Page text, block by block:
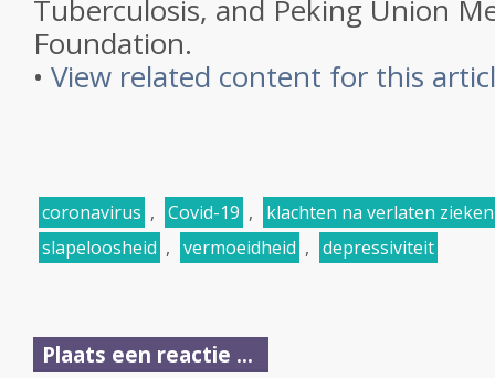
Tuberculosis, and Peking Union
Foundation.
• View related content for this
coronavirus , Covid-19 ,
klachten na verlaten
slapeloosheid , vermoeidheid , depressiviteit
Plaats een reactie ...